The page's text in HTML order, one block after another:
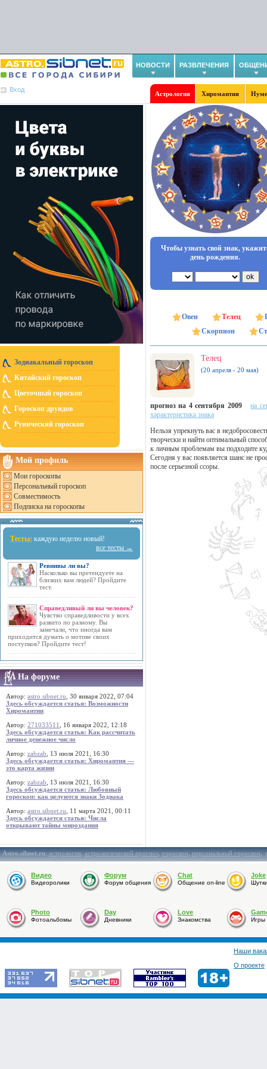
НОВОСТИ РАЗВЛЕЧЕНИЯ
Вход
Астрология Хиромантия
Зодиакальный гороскоп
Китайский гороскоп
Цветочный гороскоп
Гороскоп друидов
Рунический гороскоп
Мой профиль
Мои гороскопы
Персональный гороскоп
Совместимость
Подписка на гороскопы
Тесты: каждую неделю новый!
все тесты →
Ревнивы ли вы?
Насколько вы претендуете на
близких вам людей? Пройдите
тест.
Справедливый ли вы человек?
Чувство справедливости у всех
развито по разному. Вы
замечали, что иногда вам
приходится думать о мотиве своих
поступков? Пройдите тест!
На форуме
Автор: astro.sibnet.ru , 30 января 2022, 07:04
Здесь обсуждается статья: Возможности
Хиромантии
Автор: 271033511
, 16 января 2022, 12:18
Здесь обсуждается статья: Как рассчитать
личное денежное число
Автор: zabzab , 13 июля 2021, 16:30
Здесь обсуждается статья: Хиромантия —
это карта жизни
Автор: zabzab , 13 июля 2021, 16:30
Здесь обсуждается статья: Любовный
гороскоп: как целуются знаки Зодиака
Автор: astro.sibnet.ru , 11 марта 2021, 00:11
Здесь обсуждается статья: Числа
открывают тайны мироздания
Чтобы узнать свой знак,
день рождения.
Овен Телец
Скорпион
Телец
(20 апреля - 20 мая)
прогноз на 4 сентября 2009
на
характеристика знака
Нельзя упрекнуть вас в
творчески и найти оптимальный
к личным проблемам вы подходите
Сегодня у вас появляется шанс не
после серьезной ссоры.
Astro.sibnet.ru:астрология,астрологический прогноз,гороскоп,персональный гороскоп,
Видео
Видеоролики
Форум
Форум общения
Chat
Общение on-line
Joke
Photo
Фотоальбомы
Day
Дневники
Love
Знакомства Игры
Наши
О проекте